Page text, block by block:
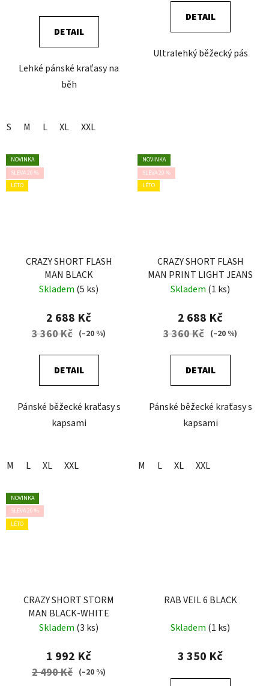
DETAIL
Lehké pánské kraťasy na
běh
S M L XL XXL
DETAIL
Ultralehký běžecký pás
NOVINKA
SLEVA 20 %
LÉTO
CRAZY SHORT FLASH
MAN BLACK
Skladem (5 ks)
2 688 Kč
3 360 Kč (–20 %)
DETAIL
Pánské běžecké kraťasy s
kapsami
M L XL XXL
NOVINKA
SLEVA 20 %
LÉTO
CRAZY SHORT FLASH
MAN PRINT LIGHT JEANS
Skladem (1 ks)
2 688 Kč
3 360 Kč (–20 %)
DETAIL
Pánské běžecké kraťasy s
kapsami
M L XL XXL
NOVINKA
SLEVA 20 %
LÉTO
CRAZY SHORT STORM
MAN BLACK-WHITE
Skladem (3 ks)
1 992 Kč
2 490 Kč (–20 %)
RAB VEIL 6 BLACK
Skladem (1 ks)
3 350 Kč